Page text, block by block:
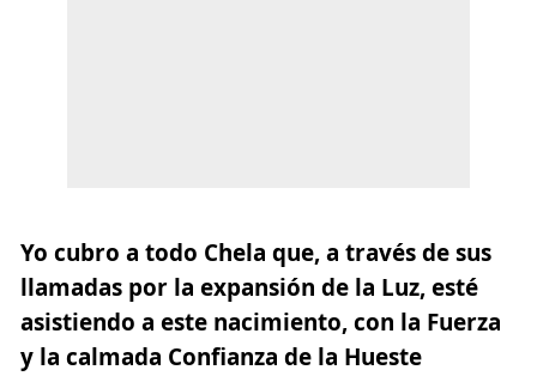
Yo cubro a todo Chela que, a través de sus
llamadas por la expansión de la Luz, esté
asistiendo a este nacimiento, con la Fuerza
y la calmada Confianza de la Hueste